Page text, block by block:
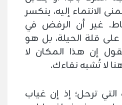
الانتماء إليه، ينكسر
غير أن الرفض في
قلة الحيلة، بل هو
إن هذا المكان لا
لا تُشبه نقاءك.
ترحل؛ إذ إن غياب